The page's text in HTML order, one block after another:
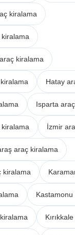
kiralama
kiralama
Hatay
Isparta
İzmir
araç kiralama
kiralama